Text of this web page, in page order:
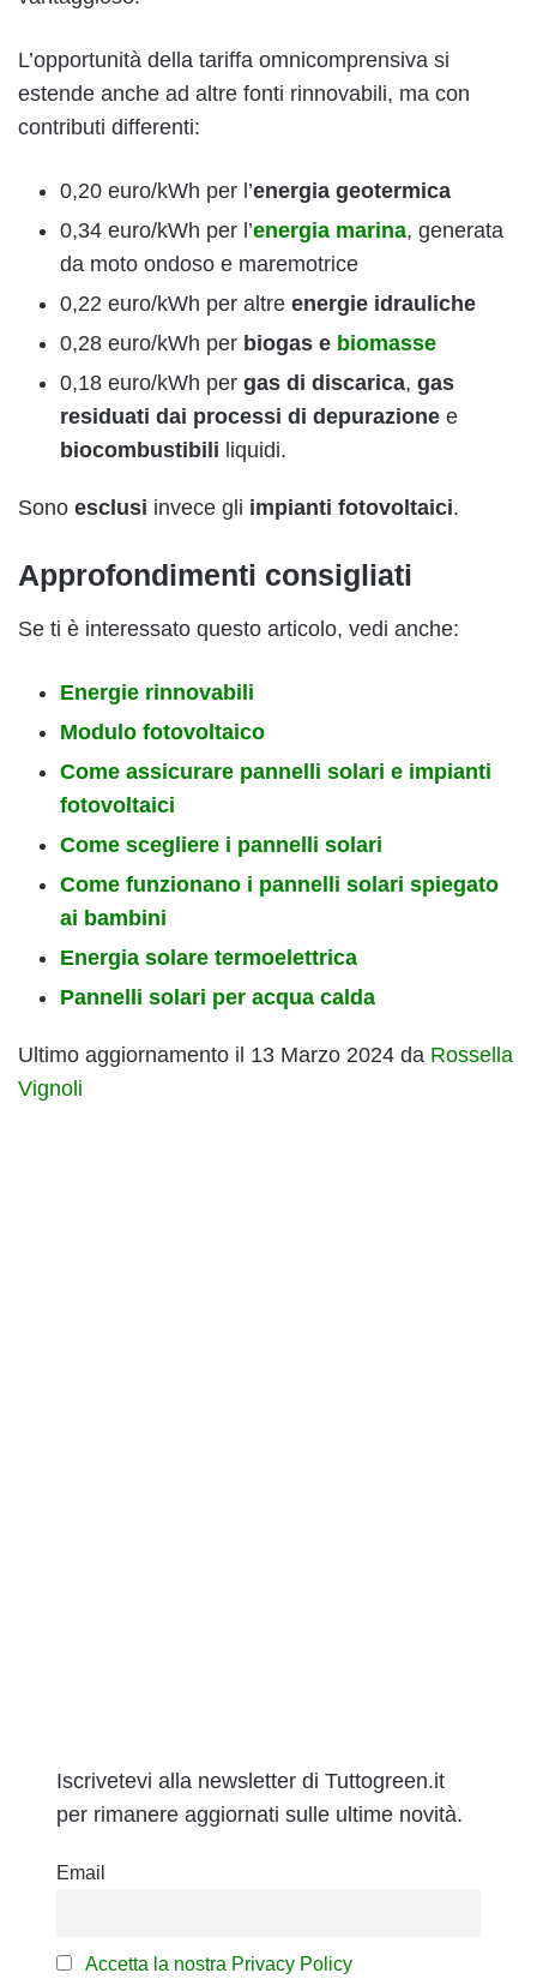
L’opportunità della tariffa omnicomprensiva si
estende anche ad altre fonti rinnovabili, ma con
contributi differenti:
0,20 euro/kWh per l’energia geotermica
0,34 euro/kWh per l’energia marina, generata
da moto ondoso e maremotrice
0,22 euro/kWh per altre energie idrauliche
0,28 euro/kWh per biogas e biomasse
0,18 euro/kWh per gas di discarica, gas
residuati dai processi di depurazione e
biocombustibili liquidi.
Sono esclusi invece gli impianti fotovoltaici.
Approfondimenti consigliati
Se ti è interessato questo articolo, vedi anche:
Energie rinnovabili
Modulo fotovoltaico
Come assicurare pannelli solari e impianti
fotovoltaici
Come scegliere i pannelli solari
Come funzionano i pannelli solari spiegato
ai bambini
Energia solare termoelettrica
Pannelli solari per acqua calda
Ultimo aggiornamento il 13 Marzo 2024 da Rossella
Vignoli
Iscrivetevi alla newsletter di Tuttogreen.it
per rimanere aggiornati sulle ultime novità.
Email
Accetta la nostra Privacy Policy